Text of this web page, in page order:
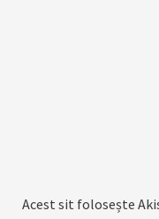
Acest sit folosește